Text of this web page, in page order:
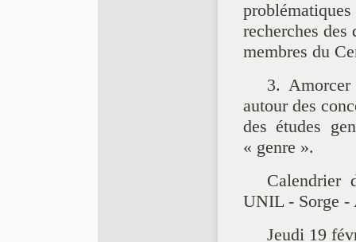
recherches des
membres du
3. Amorcer
autour des
des études
« genre ».
Calendrier
UNIL - Sorge -
Jeudi 19